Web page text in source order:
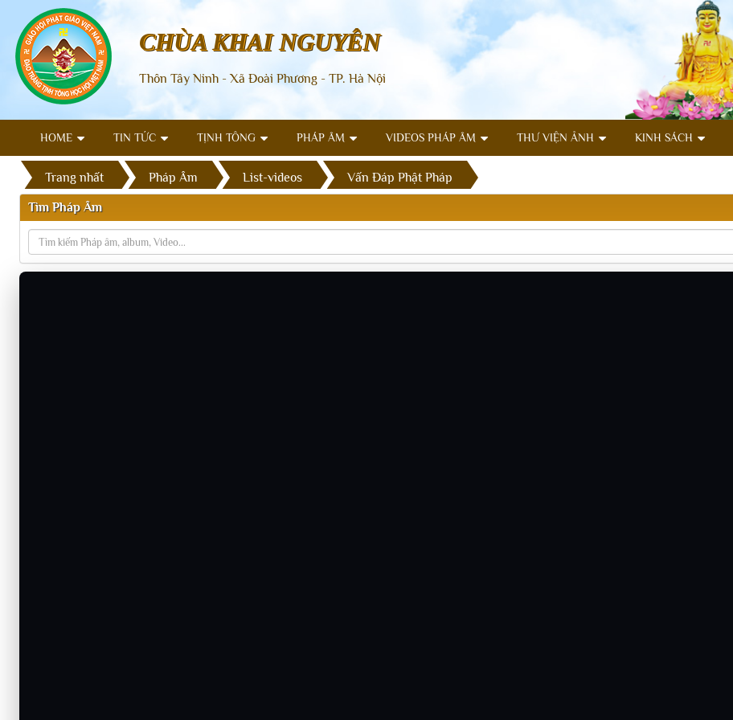
CHÙA KHAI NGUYÊN
Thôn Tây Ninh - Xã Đoài Phương - TP. Hà Nội
HOME TIN TỨC TỊNH TÔNG PHÁP ÂM VIDEOS PHÁP ÂM THƯ VIỆN ẢNH KINH SÁCH
Trang nhất Pháp Âm List-videos Vấn Đáp Phật Pháp
Tìm Pháp Âm